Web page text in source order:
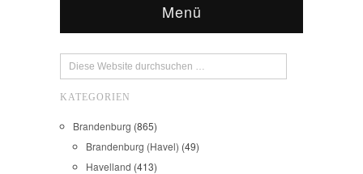
Menü
KATEGORIEN
Brandenburg (865)
Brandenburg (Havel) (49)
Havelland (413)